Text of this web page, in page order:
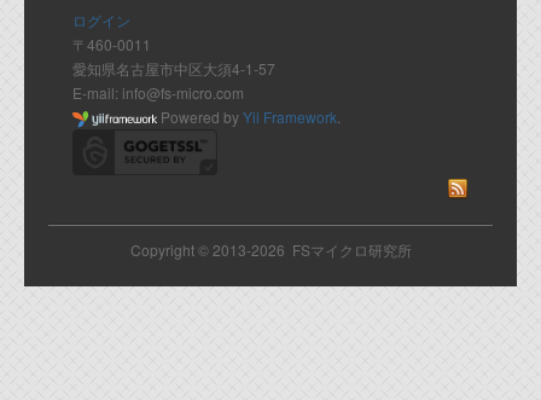
ブログ
機能安全ブログ
設計ブログ
外部投稿記事
ログイン
〒460-0011
愛知県名古屋市中区大須4-1-57
E-mail: info@fs-micro.com
Powered byYii Framework
Copyright © 2013-2026 FSマイクロ研究所